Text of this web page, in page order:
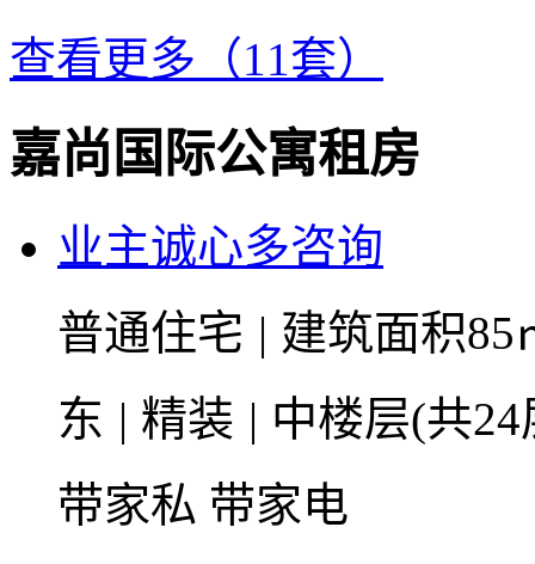
查看更多（11套）
嘉尚国际公寓租房
业主诚心多咨询
普通住宅 | 建筑面积
东 | 精装 | 中楼层(共
带家私 带家电